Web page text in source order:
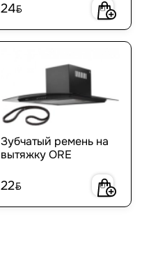
24BYN
Зубчатый ремень на
вытяжку ORE
22BYN